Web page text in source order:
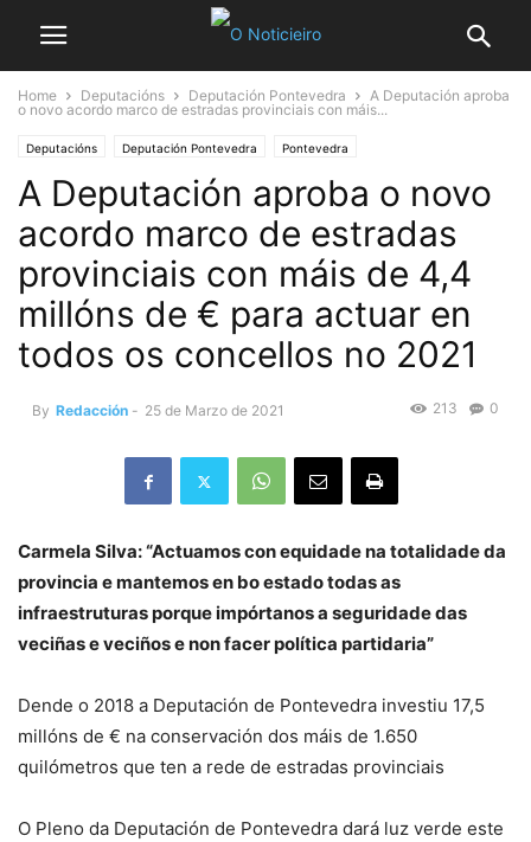
Home Deputacións Deputación Pontevedra
A Deputación aproba
o novo acordo marco de estradas provinciais con máis...
Deputacións Deputación Pontevedra Pontevedra
A Deputación aproba o novo
acordo marco de estradas
provinciais con máis de 4,4
millóns de € para actuar en
todos os concellos no 2021
By Redacción - 25 de Marzo de 2021 0
213
Carmela Silva: “Actuamos con equidade na totalidade da
provincia e mantemos en bo estado todas as
infraestruturas porque impórtanos a seguridade das
veciñas e veciños e non facer política partidaria”
Dende o 2018 a Deputación de Pontevedra investiu 17,5
millóns de € na conservación dos máis de 1.650
quilómetros que ten a rede de estradas provinciais
O Pleno da Deputación de Pontevedra dará luz verde este